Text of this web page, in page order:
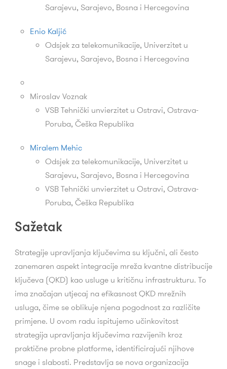
Sarajevu, Sarajevo, Bosna i Hercegovina
Enio Kaljić
Odsjek za telekomunikacije, Univerzitet u
Sarajevu, Sarajevo, Bosna i Hercegovina
Miroslav Voznak
VSB Tehnički unvierzitet u Ostravi, Ostrava-
Poruba, Češka Republika
Miralem Mehic
Odsjek za telekomunikacije, Univerzitet u
Sarajevu, Sarajevo, Bosna i Hercegovina
VSB Tehnički unvierzitet u Ostravi, Ostrava-
Poruba, Češka Republika
Sažetak
Strategije upravljanja ključevima su ključni, ali često
zanemaren aspekt integracije mreža kvantne distribucije
ključeva (QKD) kao usluge u kritičnu infrastrukturu. To
ima značajan utjecaj na efikasnost QKD mrežnih
usluga, čime se oblikuje njena pogodnost za različite
primjene. U ovom radu ispitujemo učinkovitost
strategija upravljanja ključevima razvijenih kroz
praktične probne platforme, identificirajući njihove
snage i slabosti. Predstavlja se nova organizacija